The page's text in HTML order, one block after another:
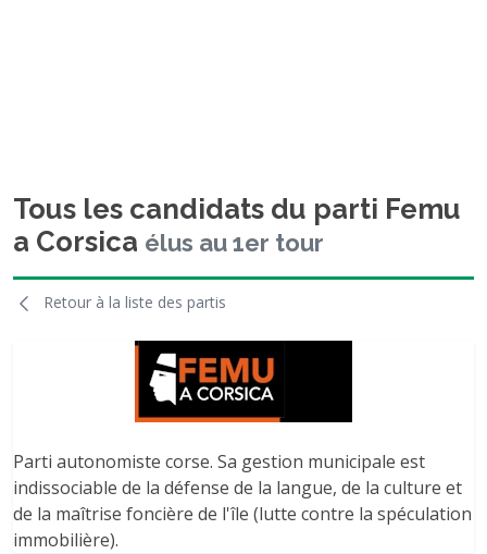
Tous les candidats du parti Femu
a Corsica élus au 1er tour
Retour à la liste des partis
Parti autonomiste corse. Sa gestion municipale est
indissociable de la défense de la langue, de la culture et
de la maîtrise foncière de l'île (lutte contre la spéculation
immobilière).